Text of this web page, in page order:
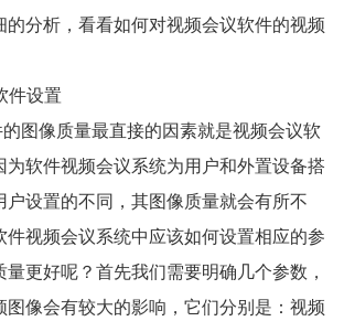
的分析，看看如何对视频会议软件的视频
件设置
图像质量最直接的因素就是视频会议软
为软件视频会议系统为用户和外置设备搭
户设置的不同，其图像质量就会有所不
件视频会议系统中应该如何设置相应的参
更好呢？首先我们需要明确几个参数，
图像会有较大的影响，它们分别是：视频